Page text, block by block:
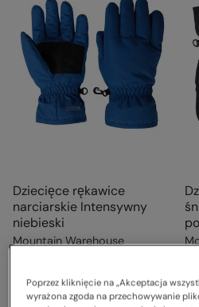
Dziecięce rękawice
narciarskie Intensywny
niebieski
Mountain Warehouse
Poprzez kliknięcie na „Akceptacja
wyrażona zgoda na przechowywanie